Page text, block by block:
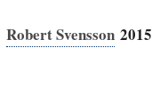
Robert Svensson 2015